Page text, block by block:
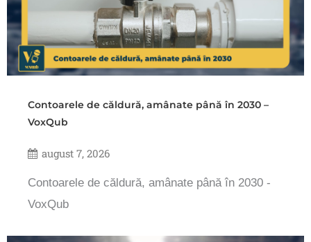
Contoarele de căldură, amânate până în 2030 –
VoxQub
august 7, 2026
Contoarele de căldură, amânate până în 2030 -
VoxQub